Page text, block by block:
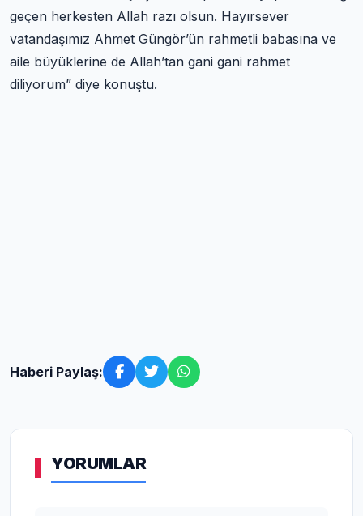
geçen herkesten Allah razı olsun. Hayırsever
vatandaşımız Ahmet Güngör’ün rahmetli babasına ve
aile büyüklerine de Allah’tan gani gani rahmet
diliyorum” diye konuştu.
Haberi Paylaş:
YORUMLAR